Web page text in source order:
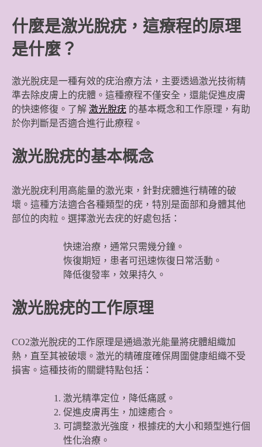
什麼是激光脫疣，這療程的原理
是什麼？
激光脫疣是一種有效的疣治療方法，主要透過激光技術精
準去除皮膚上的疣體。這種療程不僅安全，還能促進皮膚
的快速修復。了解 激光脫疣 的基本概念和工作原理，有助
於你判斷是否適合進行此療程。
激光脫疣的基本概念
激光脫疣利用高能量的激光束，針對疣體進行精確的破
壞。這種方法適合各種類型的疣，特別是面部和身體其他
部位的肉粒。選擇激光去疣的好處包括：
快速治療，通常只需幾分鐘。
恢復期短，患者可迅速恢復日常活動。
降低復發率，效果持久。
激光脫疣的工作原理
CO2激光脫疣的工作原理是通過激光能量將疣體組織加
熱，直至其被破壞。激光的精確度確保周圍健康組織不受
損害。這種技術的關鍵特點包括：
激光精準定位，降低痛感。
促進皮膚再生，加速癒合。
可調整激光強度，根據疣的大小和類型進行個
性化治療。